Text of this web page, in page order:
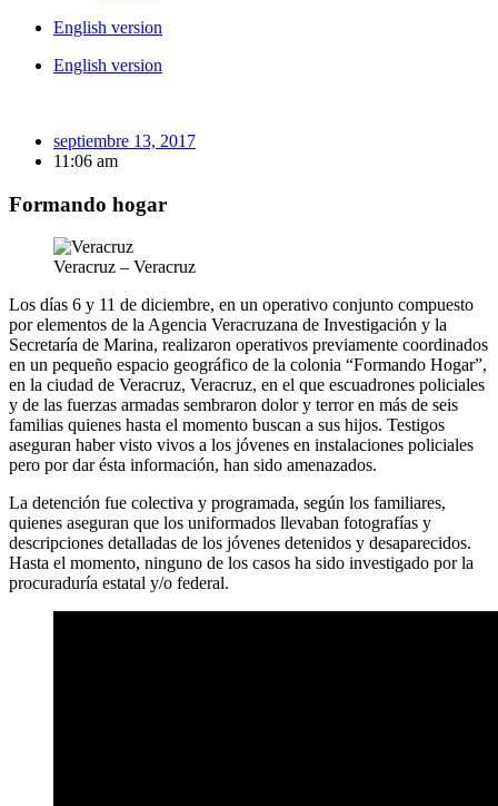
English version
English version
septiembre 13, 2017
11:06 am
Formando hogar
Veracruz – Veracruz
Los días 6 y 11 de diciembre, en un operativo conjunto compuesto
por elementos de la Agencia Veracruzana de Investigación y la
Secretaría de Marina, realizaron operativos previamente coordinados
en un pequeño espacio geográfico de la colonia “Formando Hogar”,
en la ciudad de Veracruz, Veracruz, en el que escuadrones policiales
y de las fuerzas armadas sembraron dolor y terror en más de seis
familias quienes hasta el momento buscan a sus hijos. Testigos
aseguran haber visto vivos a los jóvenes en instalaciones policiales
pero por dar ésta información, han sido amenazados.
La detención fue colectiva y programada, según los familiares,
quienes aseguran que los uniformados llevaban fotografías y
descripciones detalladas de los jóvenes detenidos y desaparecidos.
Hasta el momento, ninguno de los casos ha sido investigado por la
procuraduría estatal y/o federal.